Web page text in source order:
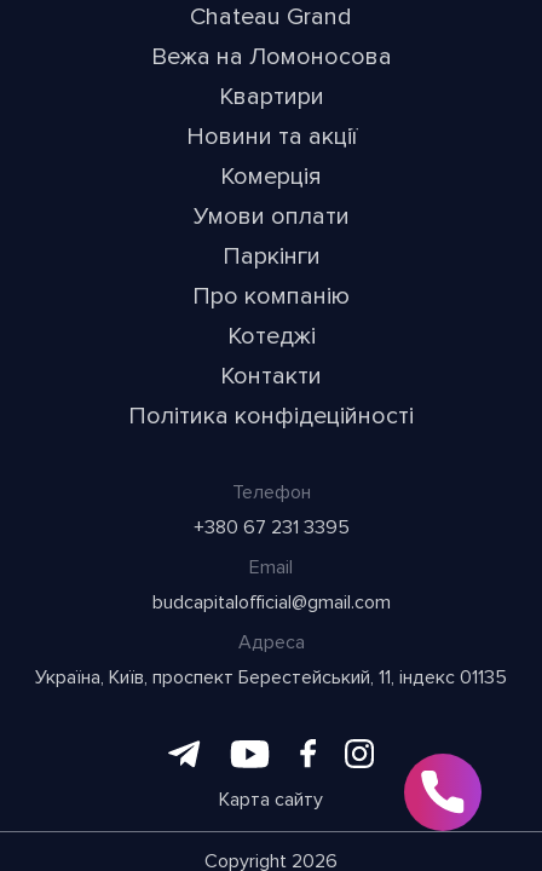
Карта сайту
Chateau Grand
Вежа на Ломоносова
Квартири
Новини та акції
Комерція
Умови оплати
Паркінги
Про компанію
Котеджі
Контакти
Політика конфідеційності
Телефон
+380 67 231 3395
Email
budcapitalofficial@gmail.com
Адреса
Україна, Київ, проспект Берестейський, 11, індекс 01135
Copyright 2026